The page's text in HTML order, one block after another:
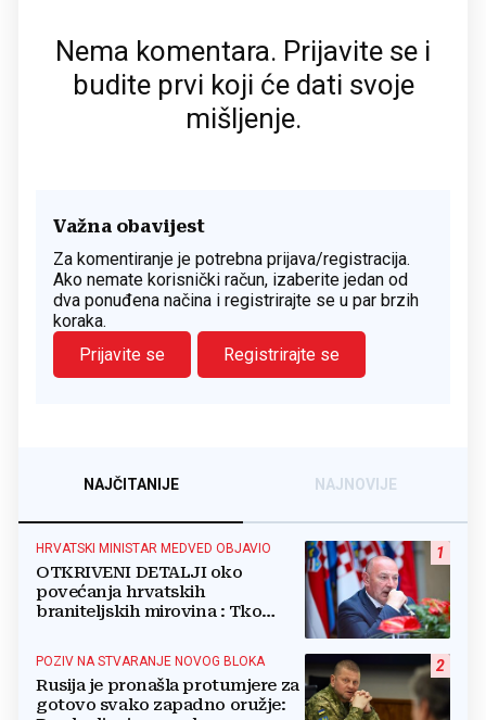
Nema komentara. Prijavite se i
budite prvi koji će dati svoje
mišljenje.
Važna obavijest
Za komentiranje je potrebna prijava/registracija.
Ako nemate korisnički račun, izaberite jedan od
dva ponuđena načina i registrirajte se u par brzih
koraka.
Prijavite se
Registrirajte se
NAJČITANIJE NAJNOVIJE
1
HRVATSKI MINISTAR MEDVED OBJAVIO
OTKRIVENI DETALJI oko
povećanja hrvatskih
braniteljskih mirovina : Tko
2
POZIV NA STVARANJE NOVOG BLOKA
Rusija je pronašla protumjere za
gotovo svako zapadno oružje: